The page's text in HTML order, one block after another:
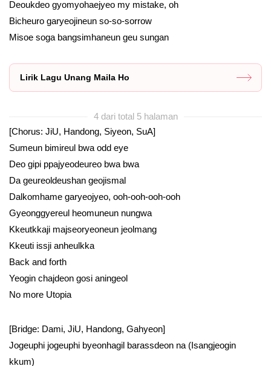
Deoukdeo gyomyohaejyeo my mistake, oh
Bicheuro garyeojineun so-so-sorrow
Misoe soga bangsimhaneun geu sungan
Lirik Lagu Unang Maila Ho
4 dari total 5 halaman
[Chorus: JiU, Handong, Siyeon, SuA]
Sumeun bimireul bwa odd eye
Deo gipi ppajyeodeureo bwa bwa
Da geureoldeushan geojismal
Dalkomhame garyeojyeo, ooh-ooh-ooh-ooh
Gyeonggyereul heomuneun nungwa
Kkeutkkaji majseoryeoneun jeolmang
Kkeuti issji anheulkka
Back and forth
Yeogin chajdeon gosi aningeol
No more Utopia
[Bridge: Dami, JiU, Handong, Gahyeon]
Jogeuphi jogeuphi byeonhagil barassdeon na (Isangjeogin
kkum)